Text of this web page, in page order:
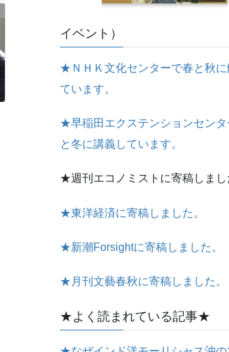
イベント）
★ＮＨＫ文化センターで春と秋に
ています。
★早稲田エクステンションセンタ
と冬に講義しています。
★週刊エコノミストに寄稿しまし
★東洋経済に寄稿しました。
★新潮Forsightに寄稿しました。
★月刊文藝春秋に寄稿しました。
★よく読まれている記事★